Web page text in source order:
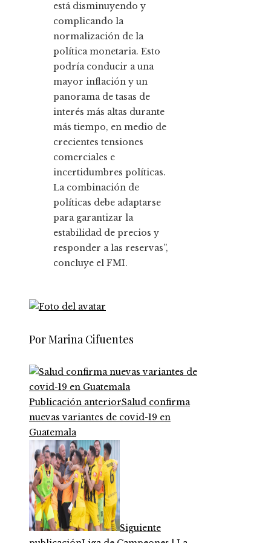
está disminuyendo y
complicando la
normalización de la
política monetaria. Esto
podría conducir a una
mayor inflación y un
panorama de tasas de
interés más altas durante
más tiempo, en medio de
crecientes tensiones
comerciales e
incertidumbres políticas.
La combinación de
políticas debe adaptarse
para garantizar la
estabilidad de precios y
responder a las reservas”,
concluye el FMI.
Por Marina Cifuentes
Publicación anteriorSalud confirma
nuevas variantes de covid-19 en
Guatemala
Siguiente